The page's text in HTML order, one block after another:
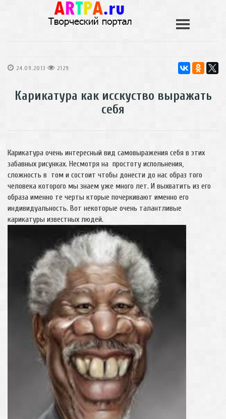
24.09.2013 2129
Карикатура как исскуство выражать
себя
Карикатура очень интересный вид самовыражения себя в этих
забавных рисунках. Несмотря на простоту испольнения,
сложность в том и состоит чтобы донести до нас образ того
человека которого мы знаем уже много лет. И выхватить из его
образа именно те черты кторые почеркивают именно его
индивидуальность. Вот некоторые очень талантливые
карикатуры известных людей.